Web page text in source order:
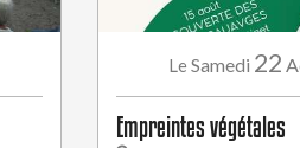
LeSamedi 22
Empreintes végétales